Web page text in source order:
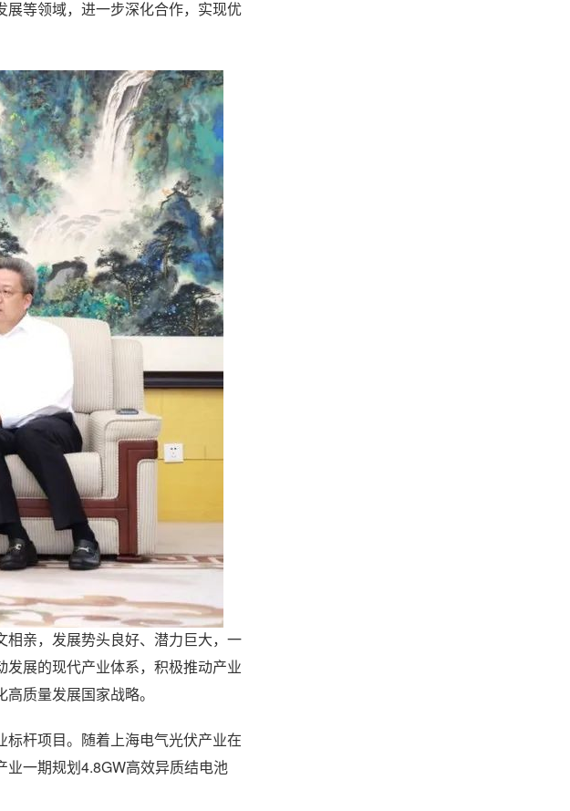
展等领域，进一步深化合作，实现优
相亲，发展势头良好、潜力巨大，一
发展的现代产业体系，积极推动产业
质量发展国家战略。
杆项目。随着上海电气光伏产业在
业一期规划4.8GW高效异质结电池